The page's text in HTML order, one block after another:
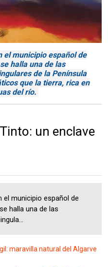
el municipio español de
halla una de las
de la Península
que la tierra, rica en
del río.
un enclave
el municipio español de
halla una de las
maravilla natural del Algarve